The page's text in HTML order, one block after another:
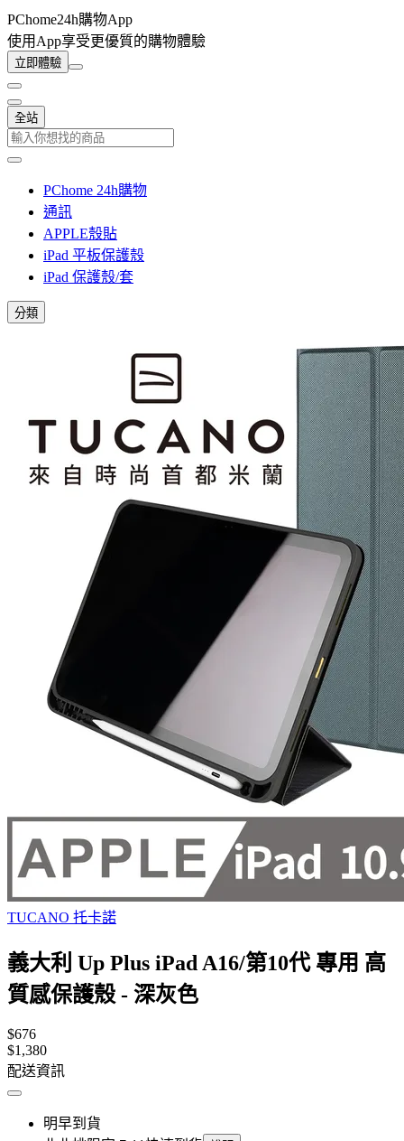
PChome24h購物App
使用App享受更優質的購物體驗
立即體驗
全站
PChome 24h購物
通訊
APPLE殼貼
iPad 平板保護殼
iPad 保護殼/套
分類
TUCANO 托卡諾
義大利 Up Plus iPad A16/第10代 專用 高
質感保護殼 - 深灰色
$676
$1,380
配送資訊
明早到貨